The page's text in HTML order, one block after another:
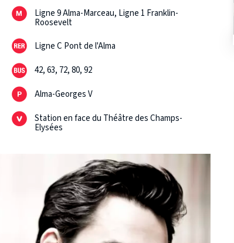
Ligne 9 Alma-Marceau, Ligne 1 Franklin-
Roosevelt
Ligne C Pont de l'Alma
42, 63, 72, 80, 92
Alma-Georges V
Station en face du Théâtre des Champs-
Elysées